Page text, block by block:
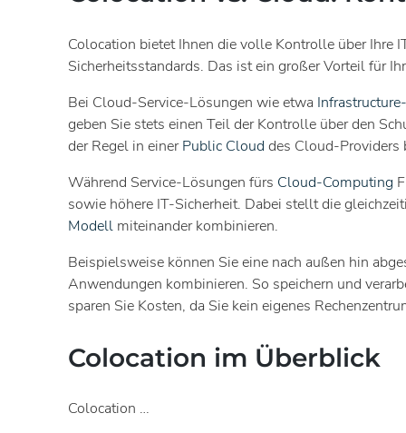
Colocation bietet Ihnen die volle Kontrolle über Ihre
Sicherheitsstandards. Das ist ein großer Vorteil für
Bei Cloud-Service-Lösungen wie etwa
geben Sie stets einen Teil der Kontrolle über den
der Regel in einerPublic Cloud des Cloud-Providers
Während Service-Lösungen fürs Cloud-Computing
sowie höhere IT-Sicherheit. Dabei stellt die
Modell miteinander kombinieren.
Beispielsweise können Sie eine nach außen hin
Anwendungen kombinieren. So speichern und
sparen Sie Kosten, da Sie kein eigenes
Colocation im Überblick
Colocation …